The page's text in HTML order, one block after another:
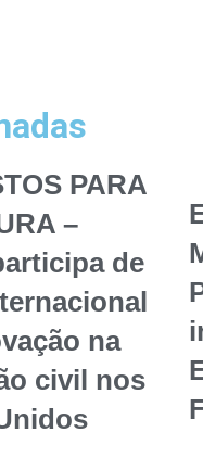
PARA
–
de
na
civil nos